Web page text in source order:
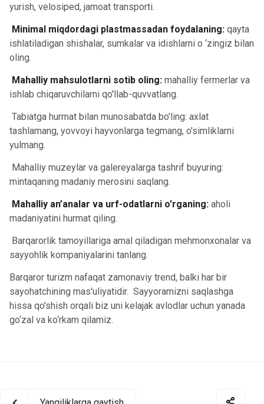
yurish, velosiped, jamoat transporti.
Minimal miqdordagi plastmassadan foydalaning: qayta
ishlatiladigan shishalar, sumkalar va idishlarni o ‘zingiz bilan
oling.
Mahalliy mahsulotlarni sotib oling: mahalliy fermerlar va
ishlab chiqaruvchilarni qo'llab-quvvatlang.
Tabiatga hurmat bilan munosabatda bo'ling: axlat
tashlamang, yovvoyi hayvonlarga tegmang, o'simliklarni
yulmang.
Mahalliy muzeylar va galereyalarga tashrif buyuring:
mintaqaning madaniy merosini saqlang.
Mahalliy an’analar va urf-odatlarni o'rganing: aholi
madaniyatini hurmat qiling.
Barqarorlik tamoyillariga amal qiladigan mehmonxonalar va
sayyohlik kompaniyalarini tanlang.
Barqaror turizm nafaqat zamonaviy trend, balki har bir
sayohatchining mas'uliyatidir. Sayyoramizni saqlashga
hissa qo'shish orqali biz uni kelajak avlodlar uchun yanada
go‘zal va ko‘rkam qilamiz.